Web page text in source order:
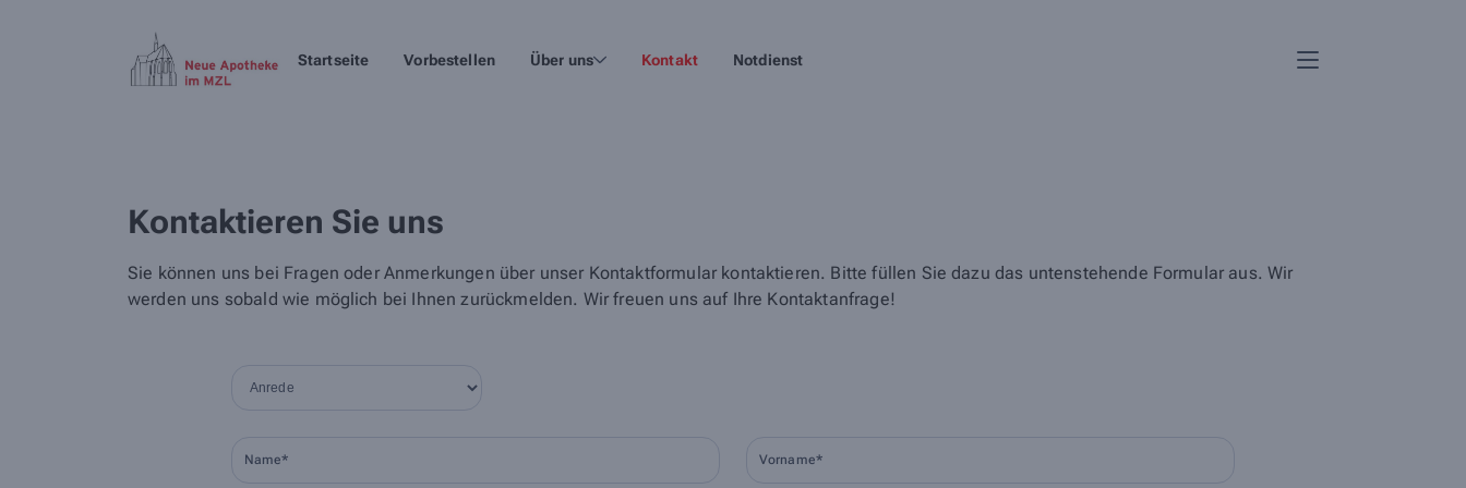
Startseite Vorbestellen Über uns Kontakt Notdienst
Kontaktieren Sie uns
Sie können uns bei Fragen oder Anmerkungen über unser Kontaktformular kontaktieren. Bitte füllen Sie dazu das untenstehende Formular aus. Wir
werden uns sobald wie möglich bei Ihnen zurückmelden. Wir freuen uns auf Ihre Kontaktanfrage!
Name* Vorname*